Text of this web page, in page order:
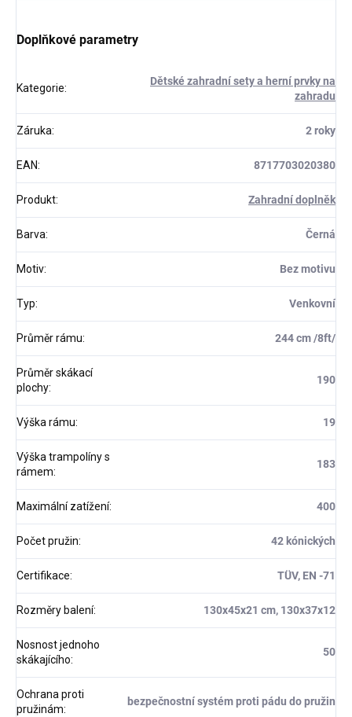
Doplňkové parametry
Kategorie:
Dětské zahradní sety a herní prvky na
zahradu
Záruka: 2 roky
EAN: 8717703020380
Produkt: Zahradní doplněk
Barva: Černá
Motiv: Bez motivu
Typ: Venkovní
Průměr rámu: 244 cm /8ft/
Průměr skákací
plochy:
190
Výška rámu: 19
Výška trampolíny s
rámem:
183
Maximální zatížení: 400
Počet pružin: 42 kónických
Certifikace: TÜV, EN -71
Rozměry balení: 130x45x21 cm, 130x37x12
Nosnost jednoho
skákajícího:
50
Ochrana proti
pružinám:
bezpečnostní systém proti pádu do pružin